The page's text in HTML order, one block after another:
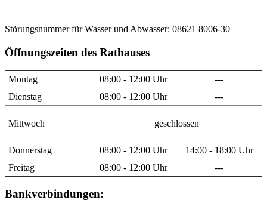
Störungsnummer für Wasser und Abwasser: 08621 8006-30
Öffnungszeiten des Rathauses
Montag 08:00 - 12:00 Uhr
---
Dienstag
08:00 - 12:00 Uhr ---
Mittwoch geschlossen
Donnerstag 08:00 - 12:00 Uhr
14:00 - 18:00 Uhr
Freitag
08:00 - 12:00 Uhr ---
Bankverbindungen: